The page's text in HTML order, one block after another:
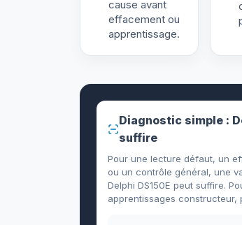
cause avant
effacement ou
apprentissage.
Diagnostic simple :
suffire
Pour une lecture défaut, un
ou un contrôle général, une
Delphi DS150E peut suffire.
apprentissages constructeur,